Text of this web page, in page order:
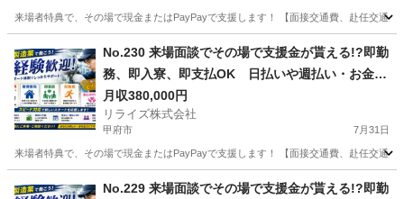
来場者特典で、その場で現金またはPayPayで支援します！ 【面接交通費、赴任交通
業務
No.230 来場面談でその場で支援金が貰える!?即勤
務、即入寮、即支払OK 日払いや週払い・お金住
む場所に困ってる方必見の案件です！簡単な電子
部品の製造・加工のお仕事♪
月収380,000円
リライズ株式会社
甲府市 7月31日
来場者特典で、その場で現金またはPayPayで支援します！ 【面接交通費、赴任交通
No.229 来場面談でその場で支援金が貰える!?即勤